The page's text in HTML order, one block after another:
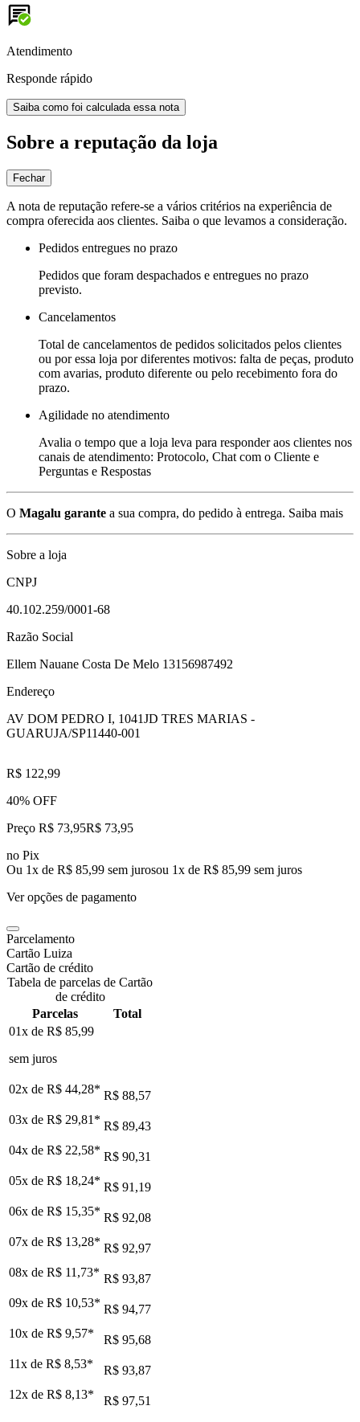
Atendimento
Responde rápido
Saiba como foi calculada essa nota
Sobre a reputação da loja
Fechar
A nota de reputação refere-se a vários critérios na experiência de
compra oferecida aos clientes. Saiba o que levamos a consideração.
Pedidos entregues no prazo
Pedidos que foram despachados e entregues no prazo
previsto.
Cancelamentos
Total de cancelamentos de pedidos solicitados pelos clientes
ou por essa loja por diferentes motivos: falta de peças, produto
com avarias, produto diferente ou pelo recebimento fora do
prazo.
Agilidade no atendimento
Avalia o tempo que a loja leva para responder aos clientes nos
canais de atendimento: Protocolo, Chat com o Cliente e
Perguntas e Respostas
O Magalu garante a sua compra, do pedido à entrega. Saiba mais
Sobre a loja
CNPJ
40.102.259/0001-68
Razão Social
Ellem Nauane Costa De Melo 13156987492
Endereço
AV DOM PEDRO I, 1041JD TRES MARIAS -
GUARUJA/SP11440-001
R$ 122,99
40% OFF
Preço R$ 73,95R$ 73,95
no Pix
Ou 1x de R$ 85,99 sem jurosou 1x de R$ 85,99 sem juros
Ver opções de pagamento
Parcelamento
Cartão Luiza
Cartão de crédito
Tabela de parcelas de Cartão
de crédito
Parcelas
Total
01x de R$ 85,99
sem juros
02x de R$ 44,28* R$ 88,57
03x de R$ 29,81 * R$ 89,43
04x de R$ 22,58* R$ 90,31
05x de R$ 18,24* R$ 91,19
06x de R$ 15,35* R$ 92,08
07x de R$ 13,28* R$ 92,97
08x de R$ 11,73* R$ 93,87
09x de R$ 10,53* R$ 94,77
10x de R$ 9,57*
R$ 95,68
11x de R$ 8,53*
R$ 93,87
12x de R$ 8,13* R$ 97,51